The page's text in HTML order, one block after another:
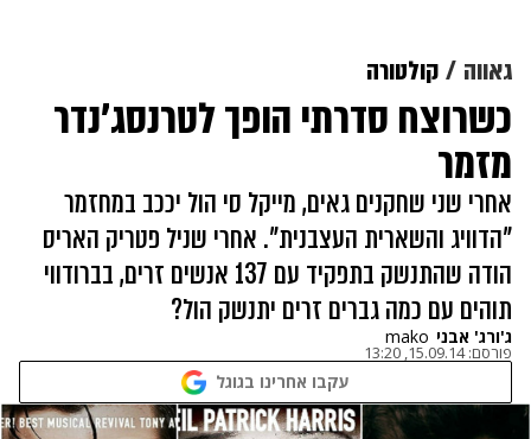
גאווה קולטורה
כשרוצח סדרתי הופך לטרנסג'נדר
מזמר
אחרי שני שחקנים גאים, מייקל סי הול יככב במחזמר
"הדוויג והשארית העצבנית". אחרי שניל פטריק האריס
הודה שהתנשק בתפקיד עם 137 אנשים זרים, בברודווי
תוהים עם כמה גברים זרים יתנשק הול?
ג'ורג' אבני mako
פורסם:15.09.14, 13:20
עקבו אחרינו בגוגל